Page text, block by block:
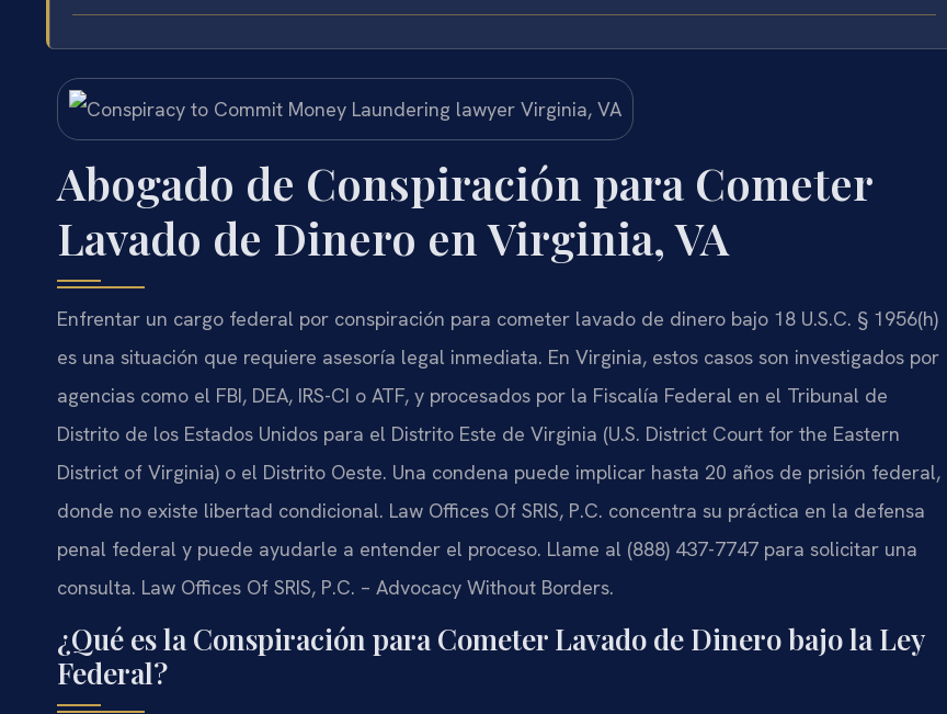
Abogado de Conspiración para Cometer
Lavado de Dinero en Virginia, VA
Enfrentar un cargo federal por conspiración para cometer lavado de dinero bajo 18 U.S.C. § 1956(h)
es una situación que requiere asesoría legal inmediata. En Virginia, estos casos son investigados por
agencias como el FBI, DEA, IRS-CI o ATF, y procesados por la Fiscalía Federal en el Tribunal de
Distrito de los Estados Unidos para el Distrito Este de Virginia (U.S. District Court for the Eastern
District of Virginia) o el Distrito Oeste. Una condena puede implicar hasta 20 años de prisión federal,
donde no existe libertad condicional. Law Offices Of SRIS, P.C. concentra su práctica en la defensa
penal federal y puede ayudarle a entender el proceso. Llame al (888) 437-7747 para solicitar una
consulta. Law Offices Of SRIS, P.C. – Advocacy Without Borders.
¿Qué es la Conspiración para Cometer Lavado de Dinero bajo la Ley
Federal?